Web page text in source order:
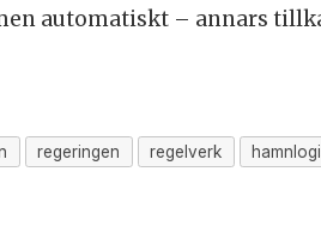
automatiskt – annars
regeringen regelverk